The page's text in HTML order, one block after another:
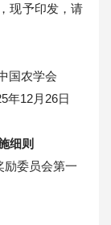
现予印发，请
国农学会
年12月26日
细则
励委员会第一